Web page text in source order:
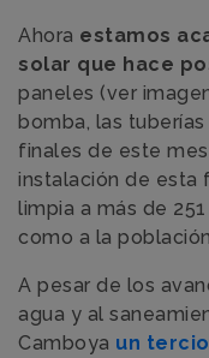
Ahora estamos
solar que hace
paneles (ver
bomba, las
finales de este
instalación de esta
limpia a más de
como a la
A pesar de los
agua y al
Camboya un